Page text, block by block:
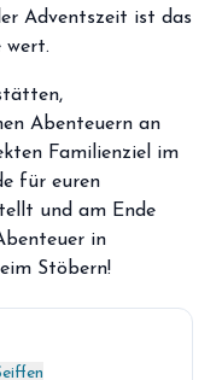
Adventszeit ist das
wert.
Abenteuern an
Familienziel im
für euren
und am Ende
in
Stöbern!